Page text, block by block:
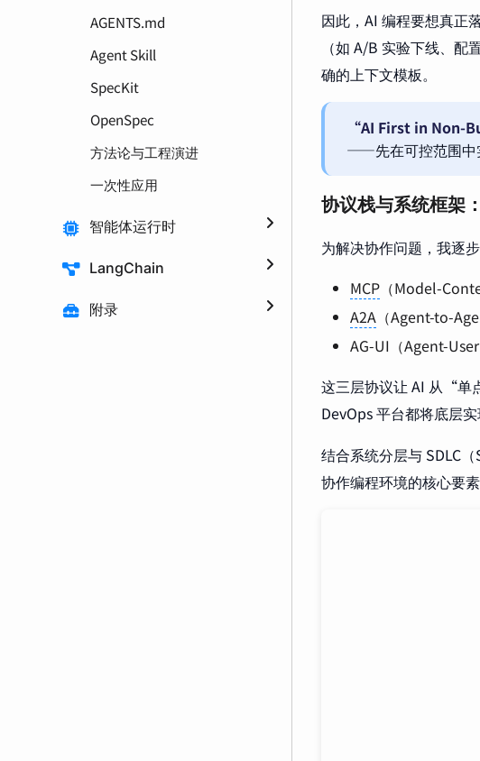
AGENTS.md
Agent Skill
SpecKit
OpenSpec
方法论与工程演进
一次性应用
智能体运行时
LangChain
附录
因此，AI 编程要想真正
（如 A/B 实验下线、
确的上下文模板。
“AI First in Non-
——先在可控范围中
协议栈与系统框架
为解决协作问题，我逐
MCP （Model-
A2A （Agent-to-
AG-UI（Agent-
这三层协议让 AI 从“单
DevOps 平台都将底层实
结合系统分层与 SDLC
协作编程环境的核心要素